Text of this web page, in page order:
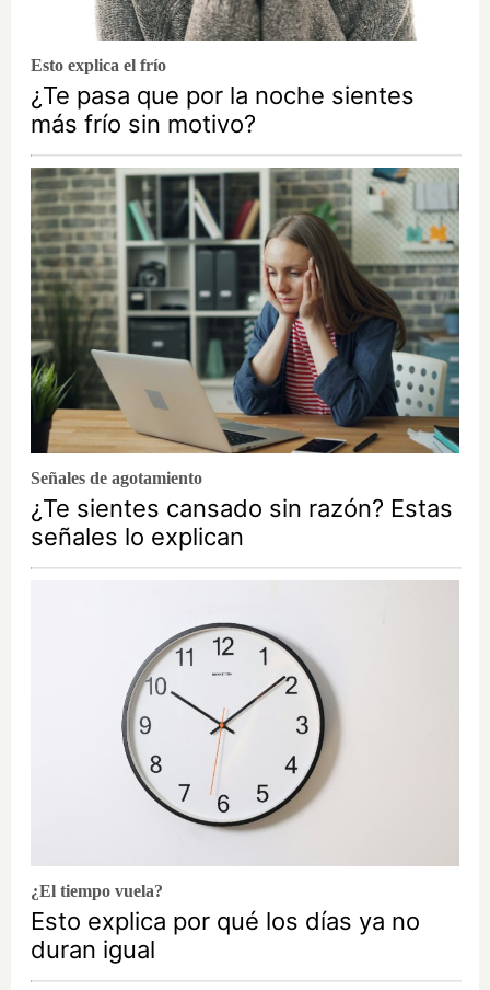
Esto explica el frío
¿Te pasa que por la noche sientes
más frío sin motivo?
Señales de agotamiento
¿Te sientes cansado sin razón? Estas
señales lo explican
¿El tiempo vuela?
Esto explica por qué los días ya no
duran igual